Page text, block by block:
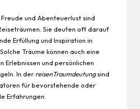
und Abenteuerlust sind
Sie deuten oft darauf
Erfüllung und Inspiration in
Träume können auch eine
Erlebnissen und persönlichen
In der reisenTraumdeutungsind
für bevorstehende oder
Erfahrungen.